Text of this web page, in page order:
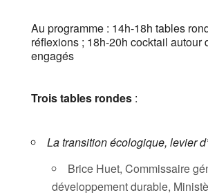
​Au programme : 14h-18h tables
réflexions ; 18h-20h cocktail autour
engagés
Trois tables rondes:
La transition écologique, levier
​Brice Huet, Commissaire
développement durable,